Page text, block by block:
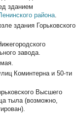
зданием
района.
здания Горьковского
завода.
Коминтерна и 50-ти
Высшего
тыла (возможно,